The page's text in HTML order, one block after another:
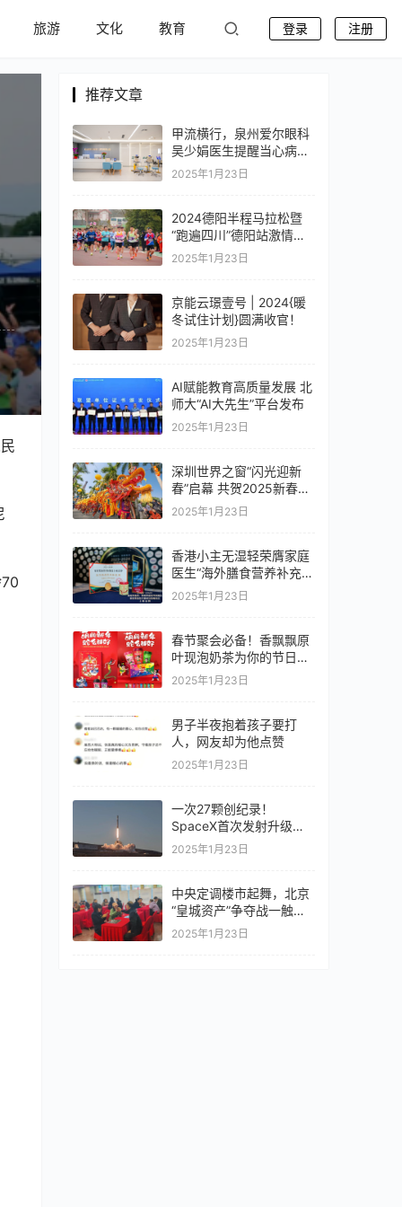
旅游 文化 教育 登录 注册
推荐文章
甲流横行，泉州爱尔眼科
吴少娟医生提醒当心病毒
性角结膜炎！
2025年1月23日
2024德阳半程马拉松暨
“跑遍四川”德阳站激情开
跑
2025年1月23日
京能云璟壹号 | 2024{暖
冬试住计划}圆满收官！
2025年1月23日
AI赋能教育高质量发展 北
师大“AI大先生”平台发布
2025年1月23日
深圳世界之窗“闪光迎新
春”启幕 共贺2025新春佳
节
2025年1月23日
香港小主无湿轻荣膺家庭
医生“海外膳食营养补充剂
类目”上榜产品
2025年1月23日
春节聚会必备！香飘飘原
叶现泡奶茶为你的节日带
来健康与美味
2025年1月23日
男子半夜抱着孩子要打
人，网友却为他点赞
2025年1月23日
一次27颗创纪录！
SpaceX首次发射升级版
星链V2 Mini卫星
2025年1月23日
中央定调楼市起舞，北京
“皇城资产”争夺战一触即
发
2025年1月23日